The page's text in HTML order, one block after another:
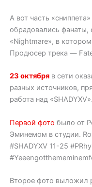
А вот часть
обрадовались фанаты,
«Nightmare», в
Продюсер трека —
23 октября в сети
разных источников,
работа над «SHADYXV».
Первой фото было от
Эминемом в студии.
#SHADYXV 11-25
Второе фото выложил